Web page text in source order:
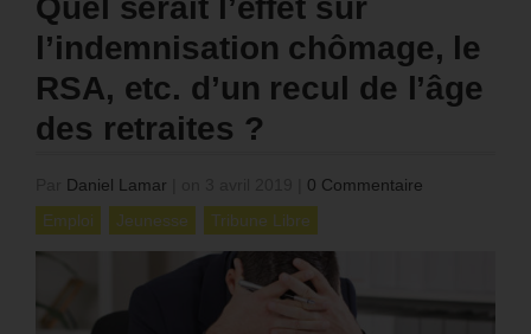
Quel serait l’effet sur
l’indemnisation chômage, le
RSA, etc. d’un recul de l’âge
des retraites ?
Daniel Lamar
0 Commentaire
Emploi
Jeunesse Tribune Libre